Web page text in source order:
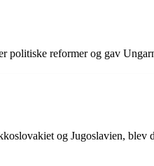
politiske reformer og gav
og Jugoslavien, blev